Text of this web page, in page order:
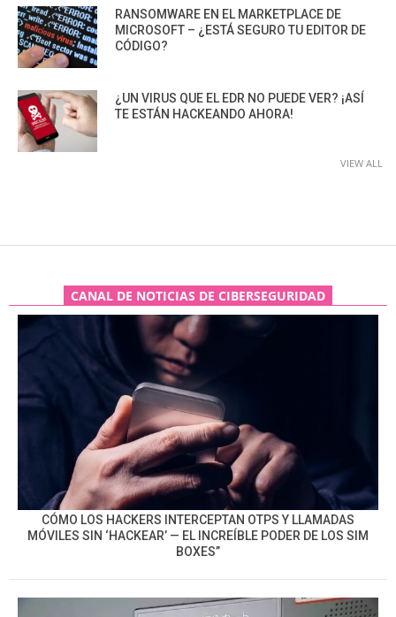
RANSOMWARE EN EL MARKETPLACE DE
MICROSOFT – ¿ESTÁ SEGURO TU EDITOR DE
CÓDIGO?
¿UN VIRUS QUE EL EDR NO PUEDE VER? ¡ASÍ
TE ESTÁN HACKEANDO AHORA!
VIEW ALL
CANAL DE NOTICIAS DE CIBERSEGURIDAD
CÓMO LOS HACKERS INTERCEPTAN OTPS Y LLAMADAS
MÓVILES SIN ‘HACKEAR’ — EL INCREÍBLE PODER DE LOS SIM
BOXES”